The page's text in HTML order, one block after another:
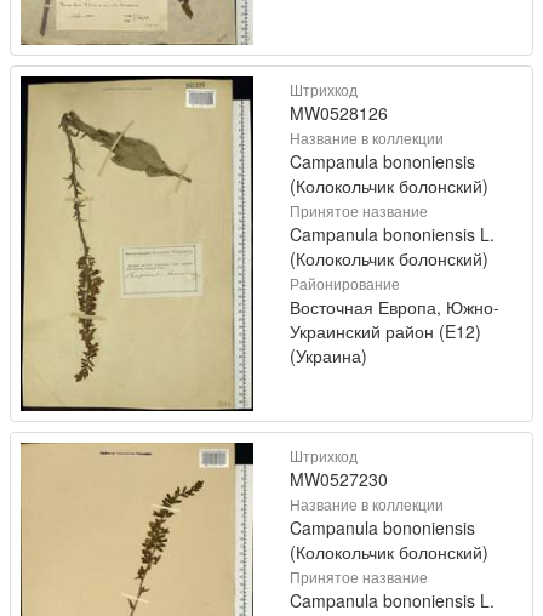
Штрихкод
MW0528126
Название в коллекции
Campanula bononiensis
(Колокольчик болонский)
Принятое название
Campanula bononiensis L.
(Колокольчик болонский)
Районирование
Восточная Европа, Южно-
Украинский район (E12)
(Украина)
Штрихкод
MW0527230
Название в коллекции
Campanula bononiensis
(Колокольчик болонский)
Принятое название
Campanula bononiensis L.